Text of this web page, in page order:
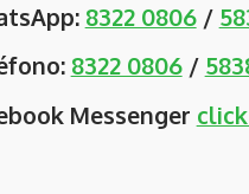
8322 0806/
8322 0806/
Messenger